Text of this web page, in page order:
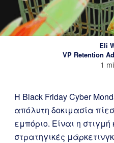
Eli
VP Retention
1
Η Black Friday Cyber
απόλυτη δοκιμασία
εμπόριο. Είναι η
στρατηγικές